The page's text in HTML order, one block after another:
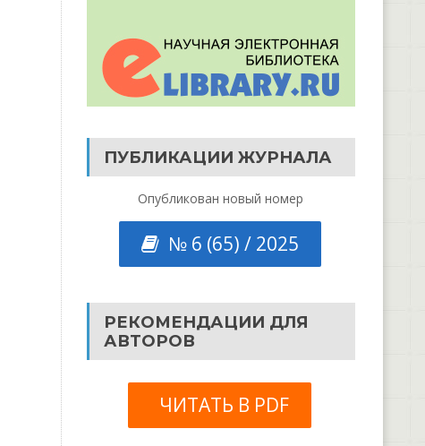
ПУБЛИКАЦИИ ЖУРНАЛА
Опубликован новый номер
№ 6 (65) / 2025
РЕКОМЕНДАЦИИ ДЛЯ
АВТОРОВ
ЧИТАТЬ В PDF